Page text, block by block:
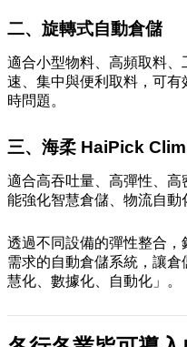
二、旋轉式自動倉儲
適合小型物料、高頻取料
速、集中與便利取料，可
時問題。
三、海柔 HaiPick
適合高吞吐量、高彈性、高
能強化智慧倉儲、物流自動
透過不同設備的彈性整合
需求的自動倉儲系統，讓
慧化、數據化、自動化」。